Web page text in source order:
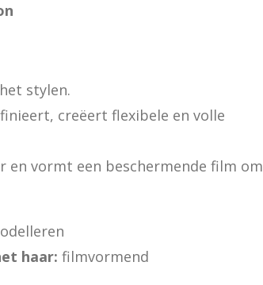
stylen.
creëert flexibele en volle
en vormt een beschermende film om
haar: filmvormend